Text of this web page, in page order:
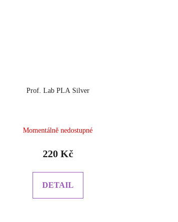
Prof. Lab PLA Silver
Momentálně nedostupné
220 Kč
DETAIL